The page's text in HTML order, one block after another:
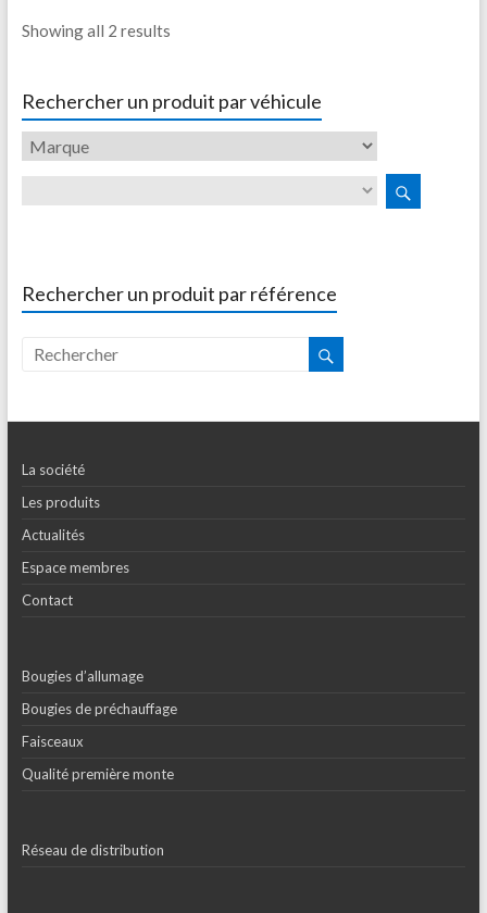
Showing all 2 results
Rechercher un produit par véhicule
Rechercher un produit par référence
La société
Les produits
Actualités
Espace membres
Contact
Bougies d’allumage
Bougies de préchauffage
Faisceaux
Qualité première monte
Réseau de distribution